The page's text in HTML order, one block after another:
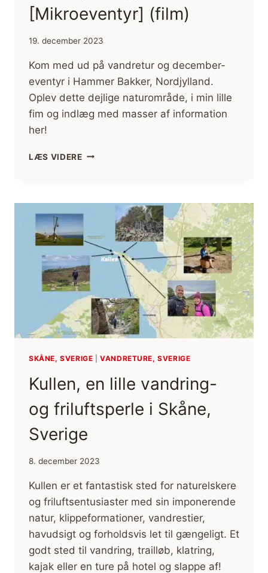
[Mikroeventyr] (film)
19. december 2023
Kom med ud på vandretur og december-
eventyr i Hammer Bakker, Nordjylland.
Oplev dette dejlige naturområde, i min lille
fim og indlæg med masser af information
her!
LÆS VIDEREVANDRETUR,
[MIKROEVENTYR]
(FILM)
SKÅNE, SVERIGE |VANDRETURE, SVERIGE
Kullen, en lille vandring-
og friluftsperle i Skåne,
Sverige
8. december 2023
Kullen er et fantastisk sted for naturelskere
og friluftsentusiaster med sin imponerende
natur, klippeformationer, vandrestier,
havudsigt og forholdsvis let til gængeligt. Et
godt sted til vandring, trailløb, klatring,
kajak eller en ture på hotel og slappe af!